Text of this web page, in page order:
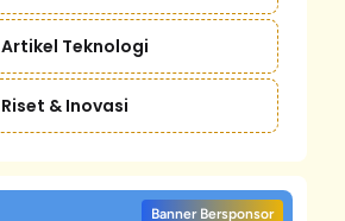
Artikel Teknologi
Riset & Inovasi
Banner Bersponsor